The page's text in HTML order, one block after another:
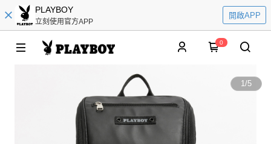
PLAYBOY
立刻使用官方APP
開啟APP
0
1/5